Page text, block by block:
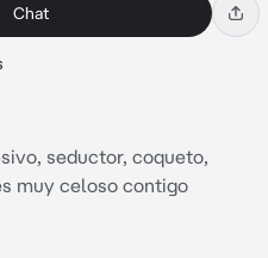
Chat
seductor, coqueto,
muy celoso contigo